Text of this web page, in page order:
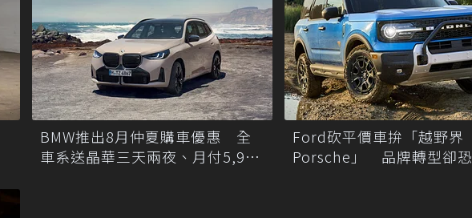
BMW推出8月仲夏購車優惠 全
車系送晶華三天兩夜、月付5,900
Ford砍平價車拚「越野界
Porsche」 品牌轉型卻